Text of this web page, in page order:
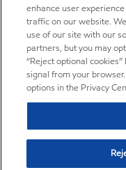
enhance user
traffic on our website.
use of our site with our
partners, but you may
“Reject optional
signal from your
options in the Privacy